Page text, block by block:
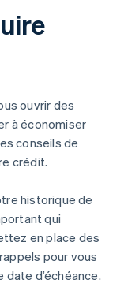
ouvrir des
à économiser
conseils de
crédit.
historique de
qui
en place des
pour vous
date d’échéance.